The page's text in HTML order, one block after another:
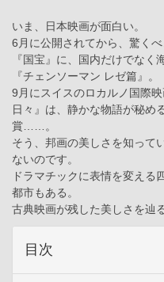
いま、日本映画が面白い。
6月に公開されてから、驚く
『国宝』に、国内だけでな
『チェンソーマン レゼ篇』。
9月にスイスのロカルノ国際
日々』は、静かな物語が秘め
賞……。
そう、邦画の美しさを知って
ないのです。
ドラマチックに表情を変える
都市もある。
古典映画が残した美しさを辿
目次